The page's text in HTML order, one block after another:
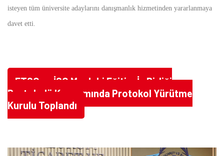
isteyen tüm üniversite adaylarını danışmanlık hizmetinden yararlanmaya
davet etti.
ETSO ve İSO Mesleki Eğitim İş Birliği
Protokolü Kapsamında Protokol Yürütme
Kurulu Toplandı